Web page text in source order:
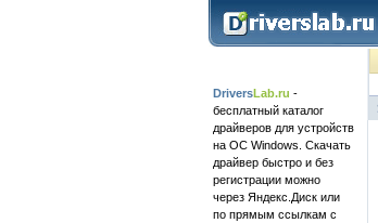
DriversLab.ru -
бесплатный каталог
драйверов для устройств
на ОС Windows. Скачать
драйвер быстро и без
регистрации можно
через Яндекс.Диск или
по прямым ссылкам с